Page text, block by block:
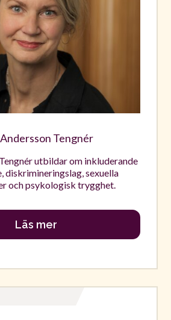
Tengnér
utbildar om inkluderande
diskrimineringslag, sexuella
och psykologisk trygghet.
Läs mer